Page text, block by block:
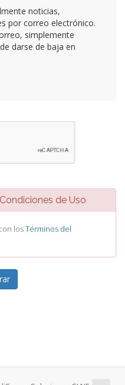
noticias,
por correo electrónico.
simplemente
darse de baja en
de Uso
losTérminos del